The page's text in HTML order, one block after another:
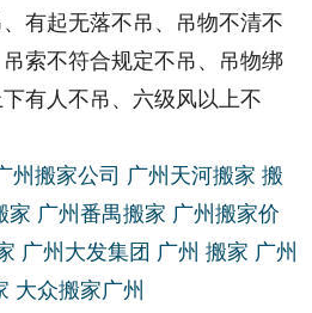
有起无落不吊、吊物不清不
索不符合规定不吊、吊物绑
有人不吊、六级风以上不
州搬家公司 广州天河搬家 搬
家 广州番禺搬家 广州搬家价
广州大发集团 广州 搬家 广州
大众搬家广州